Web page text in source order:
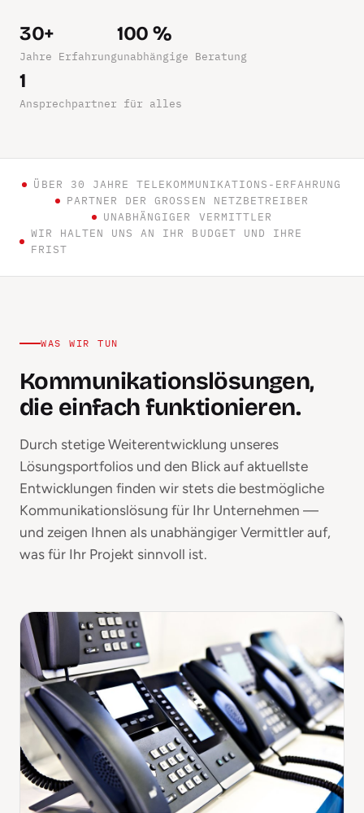
30+
Jahre Erfahrung
100 %
unabhängige Beratung
1
Ansprechpartner für alles
ÜBER 30 JAHRE TELEKOMMUNIKATIONS-ERFAHRUNG
PARTNER DER GROSSEN NETZBETREIBER
UNABHÄNGIGER VERMITTLER
WIR HALTEN UNS AN IHR BUDGET UND IHRE
FRIST
WAS WIR TUN
Kommunikationslösungen,
die einfach funktionieren.
Durch stetige Weiterentwicklung unseres
Lösungsportfolios und den Blick auf aktuellste
Entwicklungen finden wir stets die bestmögliche
Kommunikationslösung für Ihr Unternehmen —
und zeigen Ihnen als unabhängiger Vermittler auf,
was für Ihr Projekt sinnvoll ist.